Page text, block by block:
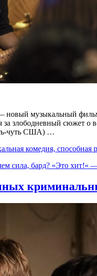
новый музыкальный
злободневный сюжет
чуть США) …
комедия, способная
сила, бард? «Это хит!» —